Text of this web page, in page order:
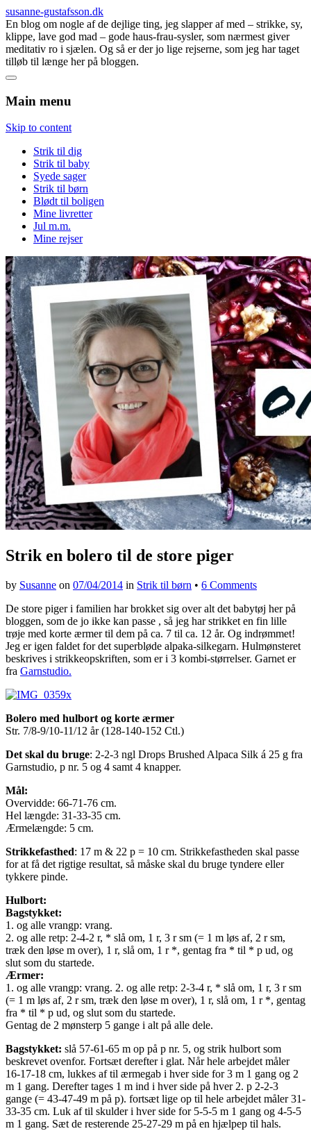
susanne-gustafsson.dk
En blog om nogle af de dejlige ting, jeg slapper af med – strikke, sy,
klippe, lave god mad – gode haus-frau-sysler, som nærmest giver
meditativ ro i sjælen. Og så er der jo lige rejserne, som jeg har taget
tilløb til længe her på bloggen.
Main menu
Skip to content
Strik til dig
Strik til baby
Syede sager
Strik til børn
Blødt til boligen
Mine livretter
Jul m.m.
Mine rejser
Strik en bolero til de store piger
by Susanne on 07/04/2014 in Strik til børn • 6 Comments
De store piger i familien har brokket sig over alt det babytøj her på
bloggen, som de jo ikke kan passe , så jeg har strikket en fin lille
trøje med korte ærmer til dem på ca. 7 til ca. 12 år. Og indrømmet!
Jeg er igen faldet for det superbløde alpaka-silkegarn. Hulmønsteret
beskrives i strikkeopskriften, som er i 3 kombi-størrelser. Garnet er
fra Garnstudio.
Bolero med hulbort og korte ærmer
Str. 7/8-9/10-11/12 år (128-140-152 Ctl.)
Det skal du bruge: 2-2-3 ngl Drops Brushed Alpaca Silk á 25 g fra
Garnstudio, p nr. 5 og 4 samt 4 knapper.
Mål:
Overvidde: 66-71-76 cm.
Hel længde: 31-33-35 cm.
Ærmelængde: 5 cm.
Strikkefasthed: 17 m & 22 p = 10 cm. Strikkefastheden skal passe
for at få det rigtige resultat, så måske skal du bruge tyndere eller
tykkere pinde.
Hulbort:
Bagstykket:
1. og alle vrangp: vrang.
2. og alle retp: 2-4-2 r, * slå om, 1 r, 3 r sm (= 1 m løs af, 2 r sm,
træk den løse m over), 1 r, slå om, 1 r *, gentag fra * til * p ud, og
slut som du startede.
Ærmer:
1. og alle vrangp: vrang. 2. og alle retp: 2-3-4 r, * slå om, 1 r, 3 r sm
(= 1 m løs af, 2 r sm, træk den løse m over), 1 r, slå om, 1 r *, gentag
fra * til * p ud, og slut som du startede.
Gentag de 2 mønsterp 5 gange i alt på alle dele.
Bagstykket: slå 57-61-65 m op på p nr. 5, og strik hulbort som
beskrevet ovenfor. Fortsæt derefter i glat. Når hele arbejdet måler
16-17-18 cm, lukkes af til ærmegab i hver side for 3 m 1 gang og 2
m 1 gang. Derefter tages 1 m ind i hver side på hver 2. p 2-2-3
gange (= 43-47-49 m på p). fortsæt lige op til hele arbejdet måler 31-
33-35 cm. Luk af til skulder i hver side for 5-5-5 m 1 gang og 4-5-5
m 1 gang. Sæt de resterende 25-27-29 m på en hjælpep til hals.